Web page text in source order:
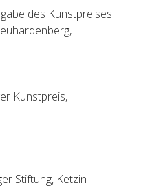
des Kunstpreises
Kunstpreis,
Stiftung, Ketzin